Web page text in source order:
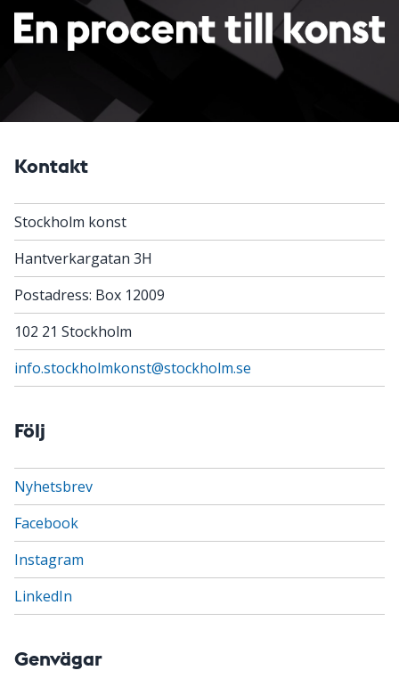
Kontakt
Stockholm konst
Hantverkargatan 3H
Postadress: Box 12009
102 21 Stockholm
info.stockholmkonst@stockholm.se
Följ
Nyhetsbrev
Facebook
Instagram
LinkedIn
Genvägar